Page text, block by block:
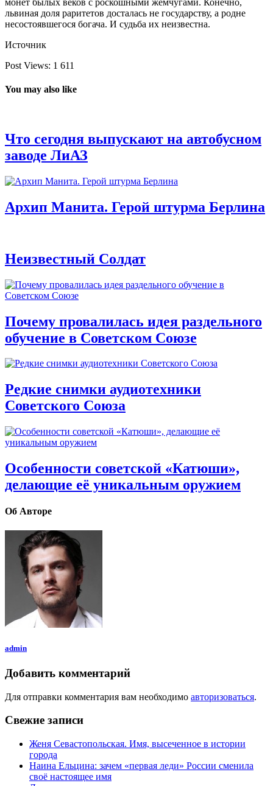
львиная доля раритетов досталась не государству, а родне
несостоявшегося богача. И судьба их неизвестна.
Источник
Post Views: 1 611
You may also like
Что сегодня выпускают на автобусном
заводе ЛиАЗ
Архип Манита. Герой штурма Берлина
Неизвестный Солдат
Почему провалилась идея раздельного
обучение в Советском Союзе
Редкие снимки аудиотехники
Советского Союза
Особенности советской «Катюши»,
делающие её уникальным оружием
Об Авторе
admin
Добавить комментарий
Для отправки комментария вам необходимо авторизоваться.
Свежие записи
Женя Севастопольская. Имя, высеченное в истории
города
Наина Ельцина: зачем «первая леди» России сменила
своё настоящее имя